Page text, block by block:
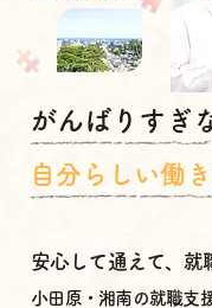
がんばりすぎ
自分らしい働
安心して通えて、就
小田原・湘南の就職支